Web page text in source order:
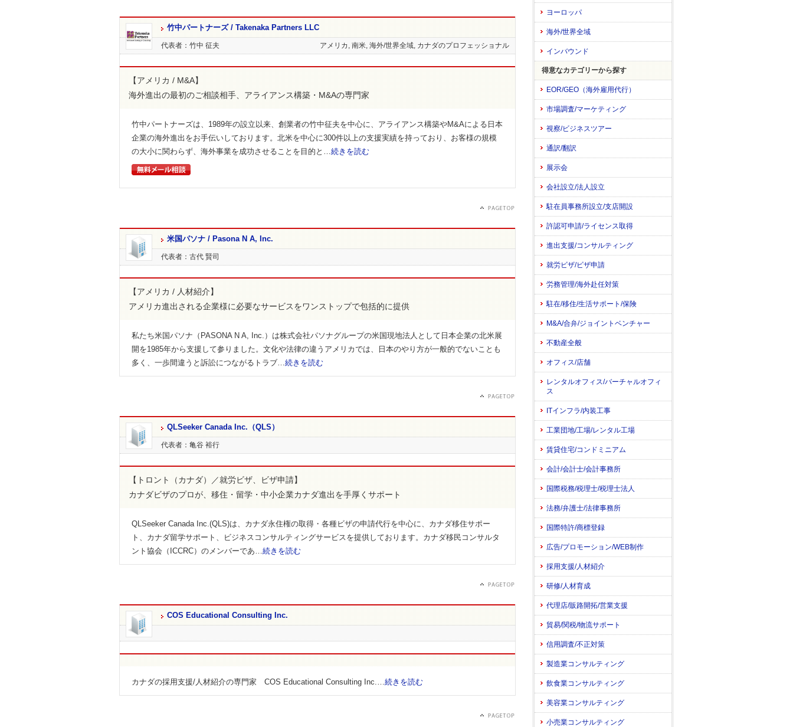
竹中パートナーズ / Takenaka Partners LLC
アメリカ, 南米, 海外/世界全域, カナダのプロフェッショナル
代表者：竹中 征夫
【アメリカ / M&A】
海外進出の最初のご相談相手、アライアンス構築・M&Aの専門家
竹中パートナーズは、1989年の設立以来、創業者の竹中征夫を中心に、アライアンス構築やM&Aによる日本
企業の海外進出をお手伝いしております。北米を中心に300件以上の支援実績を持っており、お客様の規模
の大小に関わらず、海外事業を成功させることを目的と…続きを読む
米国パソナ / Pasona N A, Inc.
代表者：古代 賢司
【アメリカ / 人材紹介】
アメリカ進出される企業様に必要なサービスをワンストップで包括的に提供
私たち米国パソナ（PASONA N A, Inc.）は株式会社パソナグループの米国現地法人として日本企業の北米展
開を1985年から支援して参りました。文化や法律の違うアメリカでは、日本のやり方が一般的でないことも
多く、一歩間違うと訴訟につながるトラブ…続きを読む
QLSeeker Canada Inc.（QLS）
代表者：亀谷 裕行
【トロント（カナダ）／就労ビザ、ビザ申請】
カナダビザのプロが、移住・留学・中小企業カナダ進出を手厚くサポート
QLSeeker Canada Inc.(QLS)は、カナダ永住権の取得・各種ビザの申請代行を中心に、カナダ移住サポー
ト、カナダ留学サポート、ビジネスコンサルティングサービスを提供しております。カナダ移民コンサルタ
ント協会（ICCRC）のメンバーであ…続きを読む
COS Educational Consulting Inc.
カナダの採用支援/人材紹介の専門家 COS Educational Consulting Inc.…続きを読む
ヨーロッパ
海外/世界全域
インバウンド
得意なカテゴリーから探す
EOR/GEO（海外雇用代行）
市場調査/マーケティング
視察/ビジネスツアー
通訳/翻訳
展示会
会社設立/法人設立
駐在員事務所設立/支店開設
許認可申請/ライセンス取得
進出支援/コンサルティング
就労ビザ/ビザ申請
労務管理/海外赴任対策
駐在/移住/生活サポート/保険
M&A/合弁/ジョイントベンチャー
不動産全般
オフィス/店舗
レンタルオフィス/バーチャルオフィ
ス
ITインフラ/内装工事
工業団地/工場/レンタル工場
賃貸住宅/コンドミニアム
会計/会計士/会計事務所
国際税務/税理士/税理士法人
法務/弁護士/法律事務所
国際特許/商標登録
広告/プロモーション/WEB制作
採用支援/人材紹介
研修/人材育成
代理店/販路開拓/営業支援
貿易/関税/物流サポート
信用調査/不正対策
製造業コンサルティング
飲食業コンサルティング
美容業コンサルティング
小売業コンサルティング